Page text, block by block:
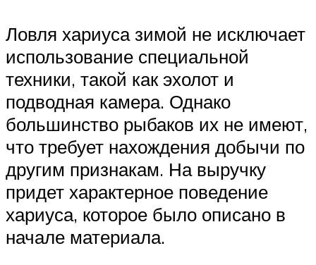
Ловля хариуса зимой не исключает
использование специальной
техники, такой как эхолот и
подводная камера. Однако
большинство рыбаков их не имеют,
что требует нахождения добычи по
другим признакам. На выручку
придет характерное поведение
хариуса, которое было описано в
начале материала.